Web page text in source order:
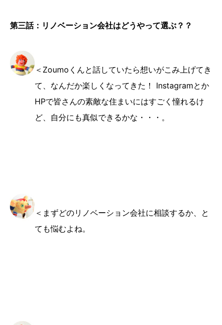
第三話：リノベーション会社はどうやって選ぶ？？
＜Zoumoくんと話していたら想いがこみ上げてき
て、なんだか楽しくなってきた！ Instagramとか
HPで皆さんの素敵な住まいにはすごく憧れるけ
ど、自分にも真似できるかな・・・。
＜まずどのリノベーション会社に相談するか、と
ても悩むよね。